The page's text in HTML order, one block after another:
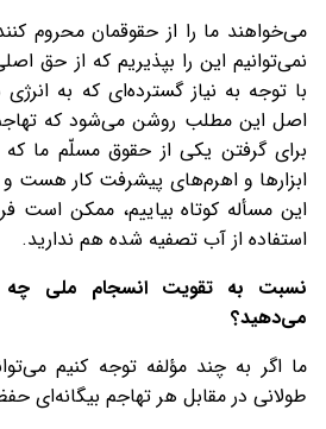
می‌خواهند ما را از حقوقمان محروم
نمی‌توانیم این را بپذیریم که از حق
با توجه به نیاز گسترده‌ای که به انرژی
اصل این مطلب روشن می‌شود که
برای گرفتن یکی از حقوق مسلّم ما
ابزارها و اهرم‌های پیشرفت کار هست و
این مسأله کوتاه بیاییم، ممکن است
استفاده از آب تصفیه شده هم ندارید.
نسبت به تقویت انسجام ملی چه
می‌دهید؟
ما اگر به چند مؤلفه توجه کنیم
طولانی در مقابل هر تهاجم بیگانه‌ای